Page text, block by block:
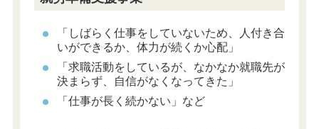
「しばらく仕事をしていないため、人付き合
いができるか、体力が続くか心配」
「求職活動をしているが、なかなか就職先が
決まらず、自信がなくなってきた」
「仕事が長く続かない」など